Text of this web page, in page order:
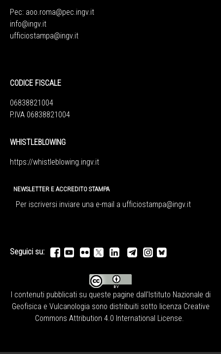
Pec: aoo.roma@pec.ingv.it
info@ingv.it
ufficiostampa@ingv.it
CODICE FISCALE
06838821004
P.IVA 06838821004
WHISTLEBLOWING
https://whistleblowing.ingv. it
NEWSLETTER E ACCREDITO STAMPA
Per iscriversi inviare una e-mail a ufficiostampa@ingv.it
Seguici su:
I contenuti pubblicati su queste pagine dall'Istituto Nazionale di
Geofisica e Vulcanologia sono distribuiti sotto licenza Creative
Commons Attribution 4.0 International License